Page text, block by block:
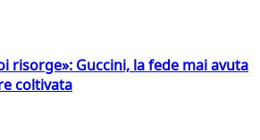
risorge»: Guccini, la fede mai avuta
coltivata